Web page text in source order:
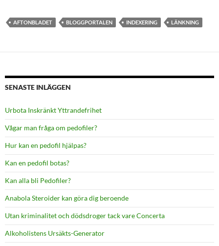
AFTONBLADET BLOGGPORTALEN INDEXERING LÄNKNING
SENASTE INLÄGGEN
Urbota Inskränkt Yttrandefrihet
Vågar man fråga om pedofiler?
Hur kan en pedofil hjälpas?
Kan en pedofil botas?
Kan alla bli Pedofiler?
Anabola Steroider kan göra dig beroende
Utan kriminalitet och dödsdroger tack vare Concerta
Alkoholistens Ursäkts-Generator